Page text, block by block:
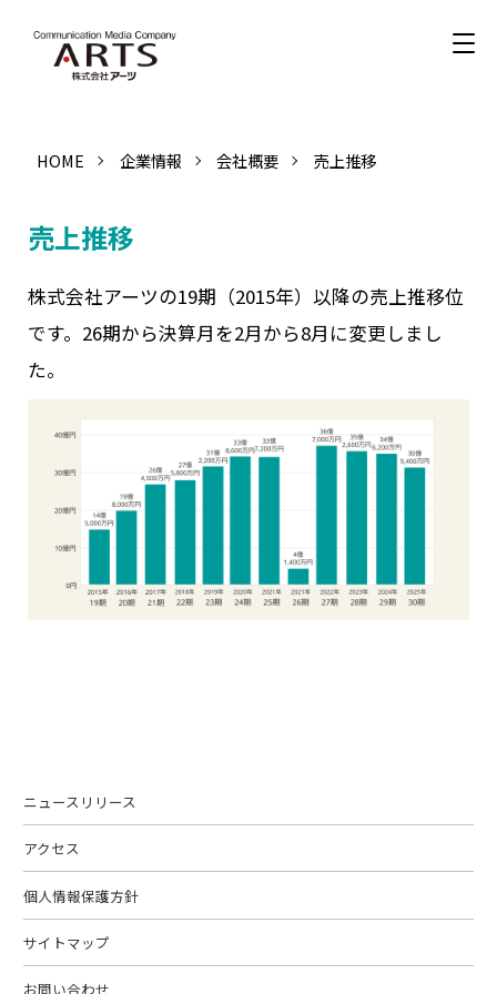
HOME 企業情報 会社概要 売上推移
売上推移
株式会社アーツの19期（2015年）以降の売上推移位
です。26期から決算月を2月から8月に変更しまし
た。
ニュースリリース
アクセス
個人情報保護方針
サイトマップ
お問い合わせ